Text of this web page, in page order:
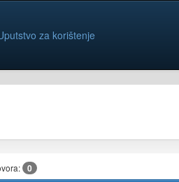
za korištenje
0